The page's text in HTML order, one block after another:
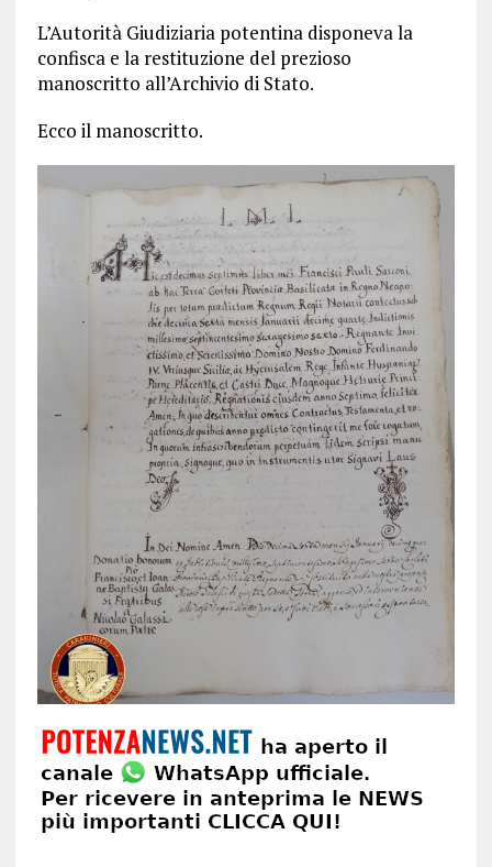
L’Autorità Giudiziaria potentina disponeva la
confisca e la restituzione del prezioso
manoscritto all’Archivio di Stato.
Ecco il manoscritto.